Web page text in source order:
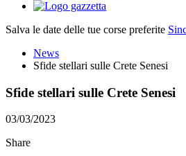
Salva le date delle tue corse preferite
News
Sfide stellari sulle Crete Senesi
Sfide stellari sulle Crete Senesi
03/03/2023
Share